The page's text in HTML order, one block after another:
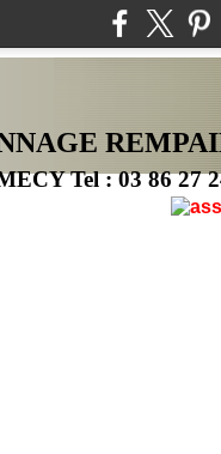
E
Tel : 03 86 27